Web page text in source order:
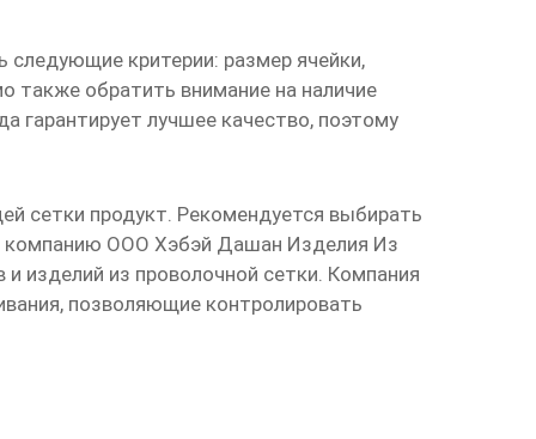
критерии: размер ячейки,
также обратить внимание на наличие
гарантирует лучшее качество, поэтому
сетки продукт. Рекомендуется выбирать
компанию ООО Хэбэй Дашан Изделия Из
изделий из проволочной сетки. Компания
позволяющие контролировать